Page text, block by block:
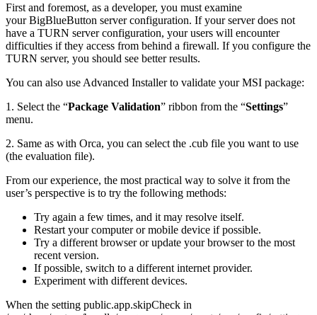
First and foremost, as a developer, you must examine
your BigBlueButton server configuration. If your server does not
have a TURN server configuration, your users will encounter
difficulties if they access from behind a firewall. If you configure the
TURN server, you should see better results.
You can also use Advanced Installer to validate your MSI package:
1. Select the “Package Validation” ribbon from the “Settings”
menu.
2. Same as with Orca, you can select the .cub file you want to use
(the evaluation file).
From our experience, the most practical way to solve it from the
user’s perspective is to try the following methods:
Try again a few times, and it may resolve itself.
Restart your computer or mobile device if possible.
Try a different browser or update your browser to the most
recent version.
If possible, switch to a different internet provider.
Experiment with different devices.
When the setting public.app.skipCheck in